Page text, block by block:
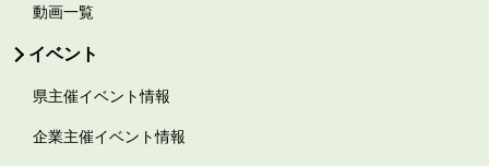
動画一覧
イベント
県主催イベント情報
企業主催イベント情報